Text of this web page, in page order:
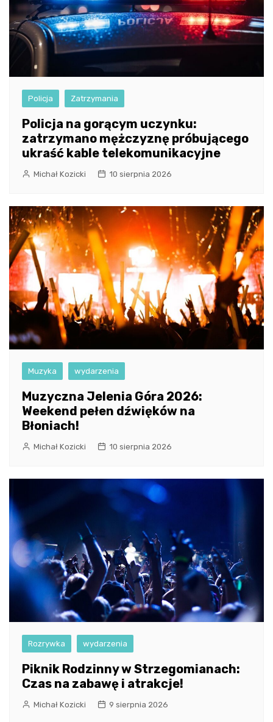
Policja Zatrzymania
Policja na gorącym uczynku:
zatrzymano mężczyznę próbującego
ukraść kable telekomunikacyjne
Michał Kozicki 10 sierpnia 2026
Muzyka wydarzenia
Muzyczna Jelenia Góra 2026:
Weekend pełen dźwięków na
Błoniach!
Michał Kozicki 10 sierpnia 2026
Rozrywka wydarzenia
Piknik Rodzinny w Strzegomianach:
Czas na zabawę i atrakcje!
Michał Kozicki 9 sierpnia 2026